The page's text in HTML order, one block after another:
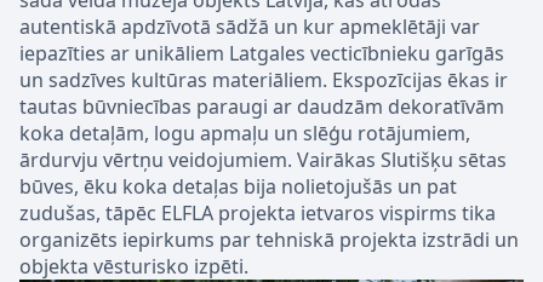
autentiskā apdzīvotā sādžā un kur apmeklētāji var
iepazīties ar unikāliem Latgales vecticībnieku garīgās
un sadzīves kultūras materiāliem. Ekspozīcijas ēkas ir
tautas būvniecības paraugi ar daudzām dekoratīvām
koka detaļām, logu apmaļu un slēģu rotājumiem,
ārdurvju vērtņu veidojumiem. Vairākas Slutišķu sētas
būves, ēku koka detaļas bija nolietojušās un pat
zudušas, tāpēc ELFLA projekta ietvaros vispirms tika
organizēts iepirkums par tehniskā projekta izstrādi un
objekta vēsturisko izpēti.